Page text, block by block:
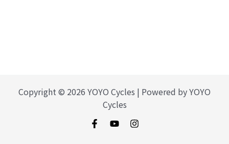
Copyright © 2026 YOYO Cycles | Powered by YOYO
Cycles